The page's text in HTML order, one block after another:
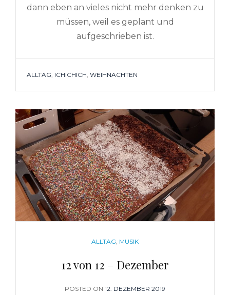
dann eben an vieles nicht mehr denken zu
müssen, weil es geplant und
aufgeschrieben ist.
TAGS
ALLTAG, ICHICHICH, WEIHNACHTEN
CATEGORIES
ALLTAG, MUSIK
12 von 12 – Dezember
POSTED ON POSTED
12. DEZEMBER 2019